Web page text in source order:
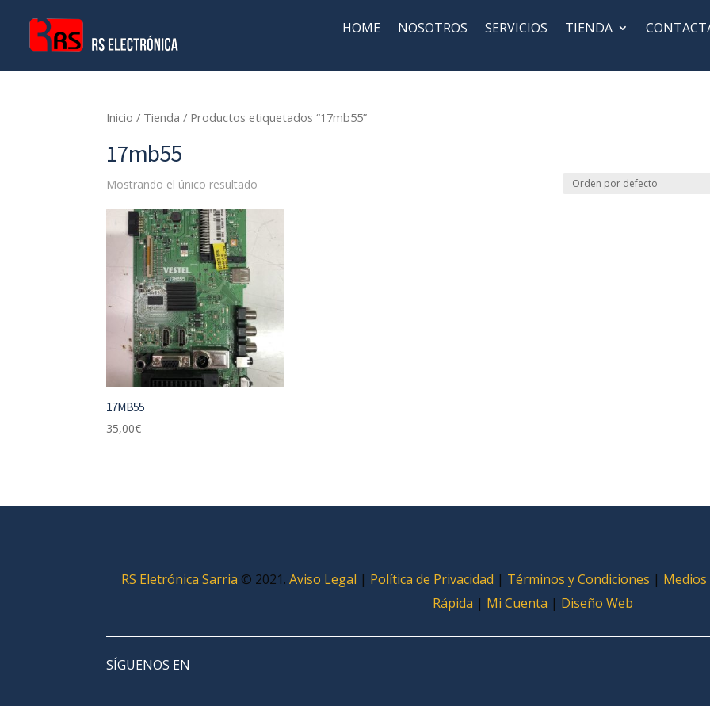
HOME NOSOTROS SERVICIOS TIENDA
Inicio / Tienda / Productos etiquetados “17mb55”
17mb55
Mostrando el único resultado
17MB55
35,00€
RS Eletrónica Sarria © 2021. Aviso Legal | Política de Privacidad | Términos y Condiciones | Medios
Rápida | Mi Cuenta | Diseño Web
SÍGUENOS EN